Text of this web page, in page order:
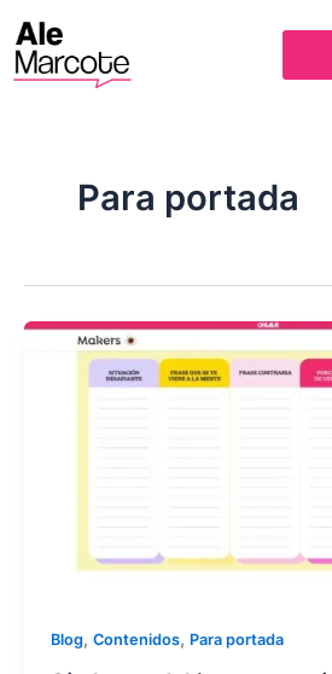
contenido
Para portada
Blog, Contenidos, Para portada